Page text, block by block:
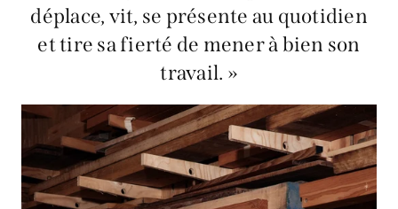
déplace, vit, se présente au quotidien
et tire sa fierté de mener à bien son
travail. »